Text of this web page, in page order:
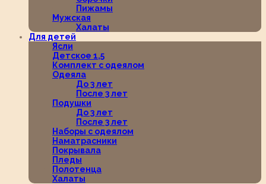
Пижамы
Мужская
Халаты
Для детей
Ясли
Детское 1,5
Комплект с одеялом
Одеяла
До 3 лет
После 3 лет
Подушки
До 3 лет
После 3 лет
Наборы с одеялом
Наматрасники
Покрывала
Пледы
Полотенца
Халаты